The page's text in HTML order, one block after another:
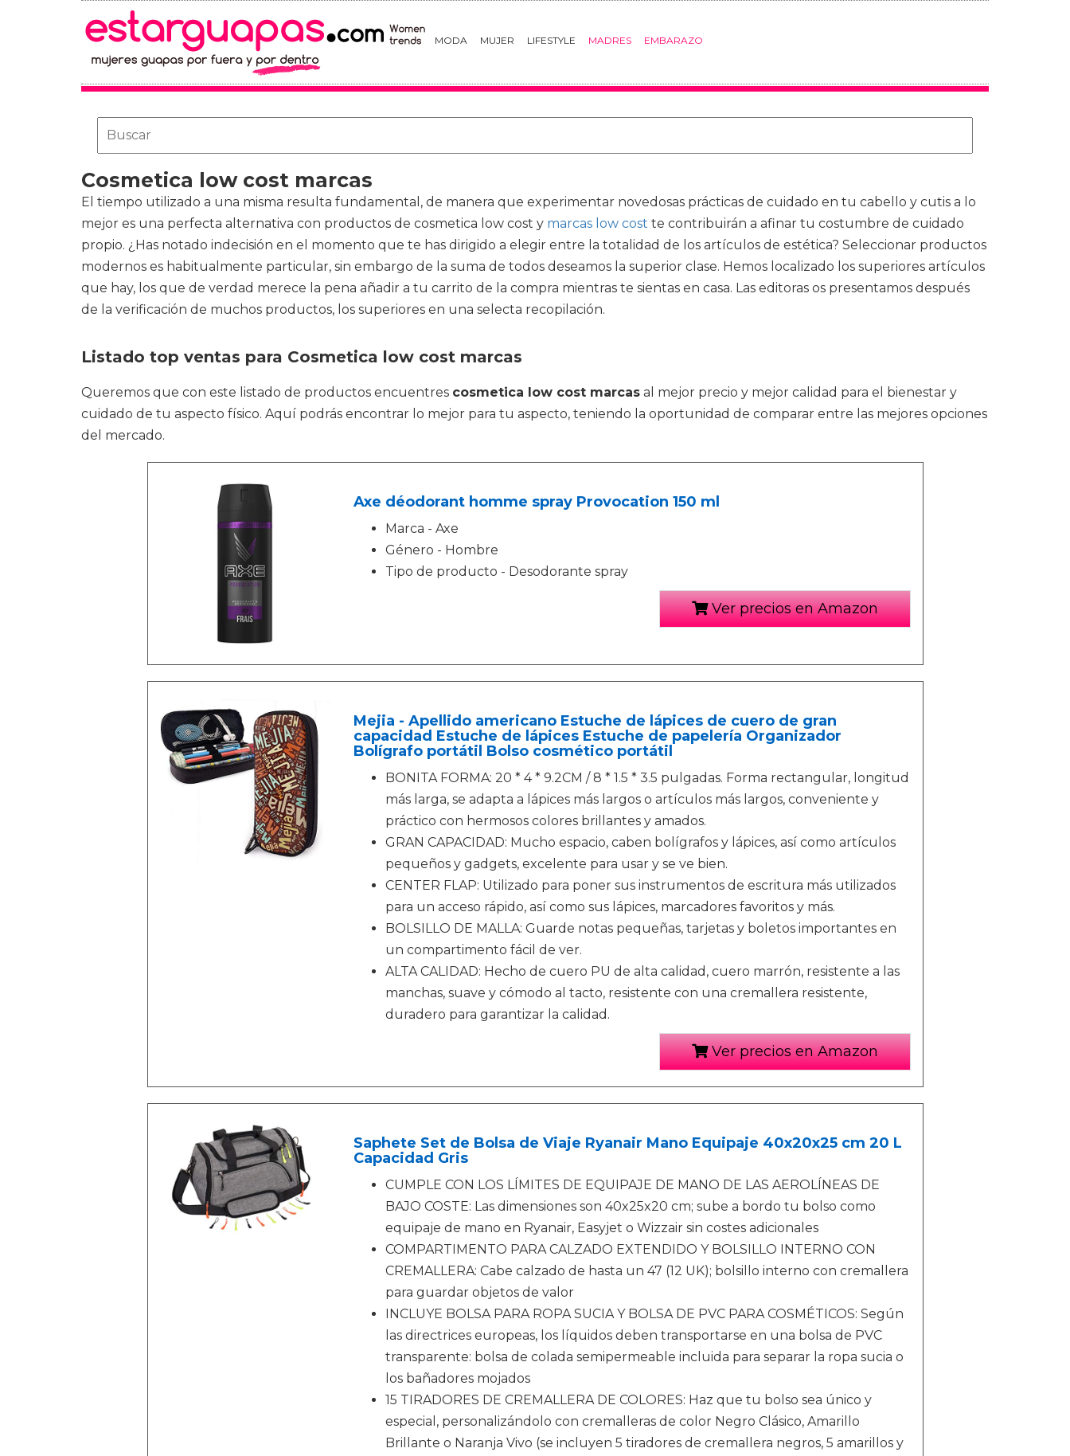
MODA MUJER LIFESTYLE MADRES EMBARAZO
Cosmetica low cost marcas
El tiempo utilizado a una misma resulta fundamental, de manera que experimentar novedosas prácticas de cuidado en tu cabello y cutis a lo
mejor es una perfecta alternativa con productos de cosmetica low cost y marcas low cost te contribuirán a afinar tu costumbre de cuidado
propio. ¿Has notado indecisión en el momento que te has dirigido a elegir entre la totalidad de los artículos de estética? Seleccionar productos
modernos es habitualmente particular, sin embargo de la suma de todos deseamos la superior clase. Hemos localizado los superiores artículos
que hay, los que de verdad merece la pena añadir a tu carrito de la compra mientras te sientas en casa. Las editoras os presentamos después
de la verificación de muchos productos, los superiores en una selecta recopilación.
Listado top ventas para Cosmetica low cost marcas
Queremos que con este listado de productos encuentres cosmetica low cost marcas al mejor precio y mejor calidad para el bienestar y
cuidado de tu aspecto físico. Aquí podrás encontrar lo mejor para tu aspecto, teniendo la oportunidad de comparar entre las mejores opciones
del mercado.
Axe déodorant homme spray Provocation 150 ml
Marca - Axe
Género - Hombre
Tipo de producto - Desodorante spray
Ver precios en Amazon
Mejia - Apellido americano Estuche de lápices de cuero de gran
capacidad Estuche de lápices Estuche de papelería Organizador
Bolígrafo portátil Bolso cosmético portátil
BONITA FORMA: 20 * 4 * 9.2CM / 8 * 1.5 * 3.5 pulgadas. Forma rectangular, longitud
más larga, se adapta a lápices más largos o artículos más largos, conveniente y
práctico con hermosos colores brillantes y amados.
GRAN CAPACIDAD: Mucho espacio, caben bolígrafos y lápices, así como artículos
pequeños y gadgets, excelente para usar y se ve bien.
CENTER FLAP: Utilizado para poner sus instrumentos de escritura más utilizados
para un acceso rápido, así como sus lápices, marcadores favoritos y más.
BOLSILLO DE MALLA: Guarde notas pequeñas, tarjetas y boletos importantes en
un compartimento fácil de ver.
ALTA CALIDAD: Hecho de cuero PU de alta calidad, cuero marrón, resistente a las
manchas, suave y cómodo al tacto, resistente con una cremallera resistente,
duradero para garantizar la calidad.
Ver precios en Amazon
Saphete Set de Bolsa de Viaje Ryanair Mano Equipaje 40x20x25 cm 20 L
Capacidad Gris
CUMPLE CON LOS LÍMITES DE EQUIPAJE DE MANO DE LAS AEROLÍNEAS DE
BAJO COSTE: Las dimensiones son 40x25x20 cm; sube a bordo tu bolso como
equipaje de mano en Ryanair, Easyjet o Wizzair sin costes adicionales
COMPARTIMENTO PARA CALZADO EXTENDIDO Y BOLSILLO INTERNO CON
CREMALLERA: Cabe calzado de hasta un 47 (12 UK); bolsillo interno con cremallera
para guardar objetos de valor
INCLUYE BOLSA PARA ROPA SUCIA Y BOLSA DE PVC PARA COSMÉTICOS: Según
las directrices europeas, los líquidos deben transportarse en una bolsa de PVC
transparente: bolsa de colada semipermeable incluida para separar la ropa sucia o
los bañadores mojados
15 TIRADORES DE CREMALLERA DE COLORES: Haz que tu bolso sea único y
especial, personalizándolo con cremalleras de color Negro Clásico, Amarillo
Brillante o Naranja Vivo (se incluyen 5 tiradores de cremallera negros, 5 amarillos y